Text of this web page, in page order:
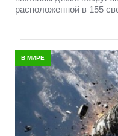
расположенной в 155
В МИРЕ